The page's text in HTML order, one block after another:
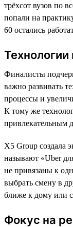
трёхсот вузов по
попали на
60 остались
Финалисты
важно развивать
процессы и
К тому же
привлекательным
X5 Group создала
называют «Uber
не привязаны к
выбрать смену в
ближе к дому или
Фокус на